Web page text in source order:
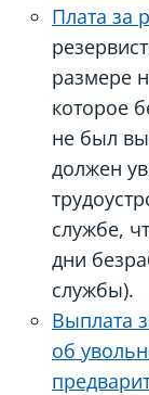
Плата за
размере
которое
не был
должен
службе,
дни
службы).
Выплата
об